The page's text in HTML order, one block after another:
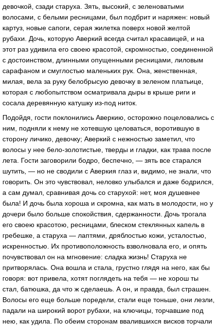
девочкой, сзади старуха. Зять, высокий, с зеленоватыми
волосами, с белыми ресницами, был подбрит и наряжен: новый
картуз, новые сапоги, серая жилетка поверх новой желтой
рубахи. Дочь, которую Аверкий всегда считал красавицей, и на
этот раз удивила его своею красотой, скромностью, соединенной
с достоинством, длинными опущенными ресницами, лиловым
сарафаном и смуглостью маленьких рук. Она, женственная,
милая, вела за руку белобрысую девочку в зеленом платьице,
которая с любопытством осматривала дыры в крыше риги и
сосала деревянную катушку из-под ниток.
Подойдя, гости поклонились Аверкию, осторожно поцеловались с
ним, подняли к нему не хотевшую целоваться, воротившую в
сторону личико, девочку; Аверкий с нежностью заметил, что
волосы у нее бело-золотистые, тверды и гладки, как трава после
лета. Гости заговорили бодро, беспечно, — зять все старался
шутить, — но не сводили с Аверкия глаз и, видимо, не знали, что
говорить. Он это чувствовал, неловко улыбался и даже бодрился,
а сам думал, сравнивая дочь со старухой: нет, моя душевнее
была! И дочь была хороша и скромна, как мать в молодости, но у
дочери было больше спокойствия, сдержанности. Дочь трогала
его своею красотою, ресницами, блеском стеклянных капель в
гребешке, а старуха — лаптями, дряблостью кожи, усталостью,
искренностью. Их противоположность взволновала его, и опять
почувствовал он на мгновение: сладка жизнь! Старуха не
притворялась. Она вошла и стала, грустно глядя на него, как бы
говоря: вот привела, хотят поглядеть на тебя — не хорош ты
стал, батюшка, да что ж сделаешь. А он, и правда, был страшен.
Волосы его еще больше поредели, стали еще тоньше, они лезли,
падали на широкий ворот рубахи, на ключицы, торчавшие под
нею, как удила. По обеим сторонам ввалившихся висков торчали